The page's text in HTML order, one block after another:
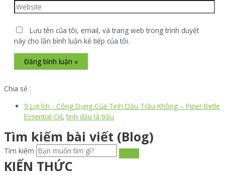
Lưu tên của tôi, email, và trang web trong trình duyệt
này cho lần bình luận kế tiếp của tôi.
Chia sẻ :
9 Lợi Ích - Công Dụng Của Tinh Dầu Trầu Không – Piper Betle
Essential Oil,tinh dầu lá trầu
Tìm kiếm bài viết (Blog)
Tìm kiếm
KIẾN THỨC